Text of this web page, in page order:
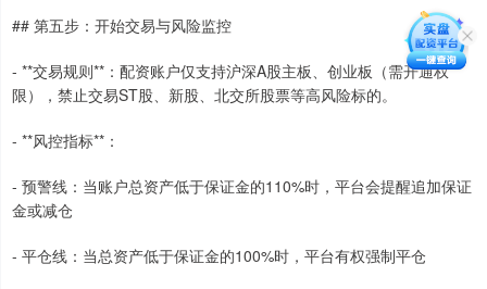
## 第五步：开始交易与风险监控
- **交易规则**：配资账户仅支持沪深A股主板、创业板（需开通权
限），禁止交易ST股、新股、北交所股票等高风险标的。
- **风控指标**：
- 预警线：当账户总资产低于保证金的110%时，平台会提醒追加保证
金或减仓
- 平仓线：当总资产低于保证金的100%时，平台有权强制平仓